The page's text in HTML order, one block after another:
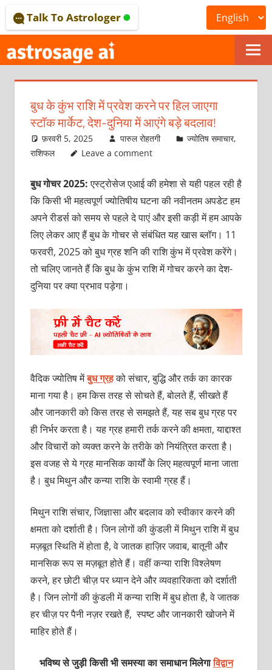
to
content
ONLINE
ASTROLOGICAL
JOURNAL
–
ASTROSAGE
MAGAZINE
Talk To Astrologer
बुध के कुंभ राशि में प्रवेश करने पर हिल जाएगा
स्‍टॉक मार्केट, देश-दुनिया में आएंगे बड़े बदलाव!
फ़रवरी 5, 2025 पारुल रोहतगी ज्योतिष समाचार,
राशिफल
Leave a comment
बुध गोचर 2025:एस्‍ट्रोसेज एआई की हमेशा से यही पहल रही है
कि किसी भी महत्वपूर्ण ज्योतिषीय घटना की नवीनतम अपडेट हम
अपने रीडर्स को समय से पहले दे पाएं और इसी कड़ी में हम आपके
लिए लेकर आए हैं बुध के गोचर से संबंधित यह खास ब्लॉग। 11
फरवरी, 2025 को बुध ग्रह शनि की राशि कुंभ में प्रवेश करेंगे।
तो चलिए जानते हैं कि बुध के कुंभ राशि में गोचर करने का देश-
दुनिया पर क्‍या प्रभाव पड़ेगा।
वैदिक ज्‍योतिष मेंबुध ग्रहको संचार, बुद्धि और तर्क का कारक
माना गया है। हम किस तरह से सोचते हैं, बोलते हैं, सीखते हैं
और जानकारी को किस तरह से समझते हैं, यह सब बुध ग्रह पर
ही निर्भर करता है। यह ग्रह हमारी तर्क करने की क्षमता, याद्दाश्‍त
और विचारों को व्‍यक्‍त करने के तरीके को नियंत्रित करता है।
इस वजह से ये ग्रह मानसिक कार्यों के लिए महत्‍वपूर्ण माना जाता
है। बुध मिथुन और कन्‍या राशि के स्‍वामी ग्रह हैं।
मिथुन राशि संचार, जिज्ञासा और बदलाव को स्‍वीकार करने की
क्षमता को दर्शाती है। जिन लोगों की कुंडली में मिथुन राशि में बुध
मज़बूत स्थिति में होता है, वे जातक हाज़िर जवाब, बातूनी और
मानसिक रूप स मज़बूत होते हैं। वहीं कन्‍या राशि विश्‍लेषण
करने, हर छोटी चीज़ पर ध्‍यान देने और व्‍यवहारिकता को दर्शाती
है। जिन लोगों की कुंडली में कन्‍या राशि में बुध होता है, वे जातक
हर चीज़ पर पैनी नज़र रखते हैं, स्‍पष्‍ट और जानकारी खोजने में
माहिर होते हैं।
भविष्य से जुड़ी किसी भी समस्या का समाधान मिलेगाविद्वान